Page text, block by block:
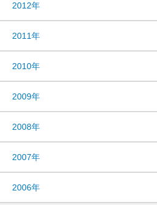
2012年
2011年
2010年
2009年
2008年
2007年
2006年